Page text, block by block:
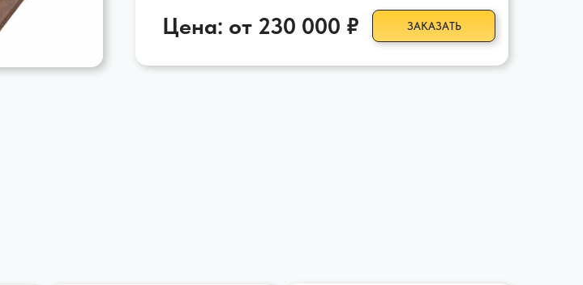
ЗАКАЗАТЬ
Цена: от 230 000 ₽